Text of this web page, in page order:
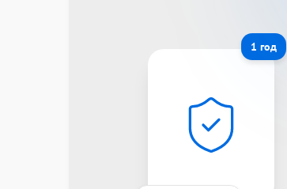
1 год